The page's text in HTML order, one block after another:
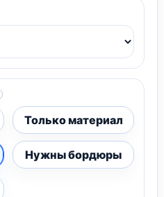
Только материал
Нужны бордюры